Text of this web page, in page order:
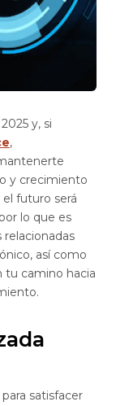
y, si
,
y crecimiento
futuro será
lo que es
así como
tu camino hacia
satisfacer